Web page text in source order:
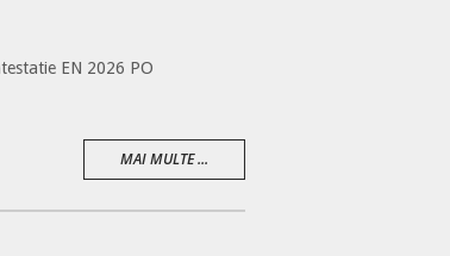
EN 2026 PO
MAI MULTE ...